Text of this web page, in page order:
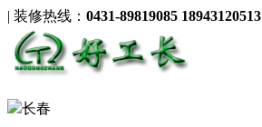
| 装修热线： 0431-89819085 18943120513
长春